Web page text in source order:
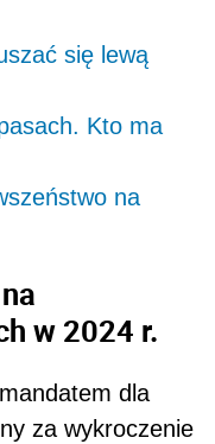
się lewą
Kto ma
na
w 2024 r.
dla
za wykroczenie